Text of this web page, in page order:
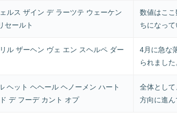
ルス ザイン デ ラーツテ ウェーケン
セールト
数値はこ
ちになって
ル ザーヘン ヴェ エン スヘルペ ダー
4月に急な
られました
ヘット ヘヘール ヘノーメン ハート
デ フーデ カント オプ
全体とし
方向に進ん